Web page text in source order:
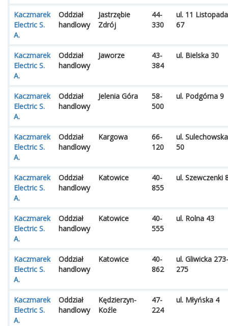
Kaczmarek
Electric S.
A.
Oddział
handlowy
Jastrzębie
Zdrój
44-
330
ul. 11 Listopada
67
Kaczmarek
Electric S.
A.
Oddział
handlowy
Jaworze
43-
384
ul. Bielska 30
Kaczmarek
Electric S.
A.
Oddział
handlowy
Jelenia Góra
58-
500
ul. Podgórna 9
Kaczmarek
Electric S.
A.
Oddział
handlowy
Kargowa
66-
120
ul. Sulechowska
50
Kaczmarek
Electric S.
A.
Oddział
handlowy
Katowice
40-
855
ul. Szewczenki
Kaczmarek
Electric S.
A.
Oddział
handlowy
Katowice
40-
555
ul. Rolna 43
Kaczmarek
Electric S.
A.
Oddział
handlowy
Katowice
40-
862
ul. Gliwicka 273-
275
Kaczmarek
Electric S.
A.
Oddział
handlowy
Kędzierzyn-
Koźle
47-
224
ul. Młyńska 4